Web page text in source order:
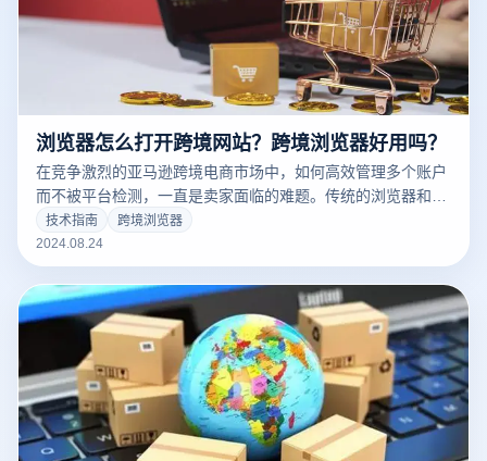
浏览器怎么打开跨境网站？跨境浏览器好用吗？
在竞争激烈的亚马逊跨境电商市场中，如何高效管理多个账户
而不被平台检测，一直是卖家面临的难题。传统的浏览器和
VPS方案不仅操作繁琐，而且存在账户关联、IP封禁等风险。
云登跨境浏览器凭借其卓越的性能和便利性，已经成为许多卖
家的首选工具。
技术指南
跨境浏览器
2024.08.24